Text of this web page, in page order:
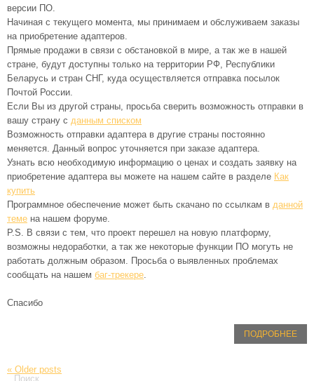
версии ПО.
Начиная с текущего момента, мы принимаем и обслуживаем заказы
на приобретение адаптеров.
Прямые продажи в связи с обстановкой в мире, а так же в нашей
стране, будут доступны только на территории РФ, Республики
Беларусь и стран СНГ, куда осуществляется отправка посылок
Почтой России.
Если Вы из другой страны, просьба сверить возможность отправки в
вашу страну с данным списком
Возможность отправки адаптера в другие страны постоянно
меняется. Данный вопрос уточняется при заказе адаптера.
Узнать всю необходимую информацию о ценах и создать заявку на
приобретение адаптера вы можете на нашем сайте в разделе Как
купить
Программное обеспечение может быть скачано по ссылкам в данной
теме на нашем форуме.
P.S. В связи с тем, что проект перешел на новую платформу,
возможны недоработки, а так же некоторые функции ПО могуть не
работать должным образом. Просьба о выявленных проблемах
сообщать на нашем баг-трекере.
Спасибо
ПОДРОБНЕЕ
« Older posts
Поиск